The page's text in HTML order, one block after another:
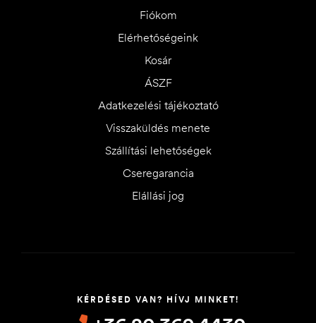
Fiókom
Elérhetőségeink
Kosár
ÁSZF
Adatkezelési tájékoztató
Visszaküldés menete
Szállítási lehetőségek
Cseregarancia
Elállási jog
KÉRDÉSED VAN? HÍVJ MINKET!